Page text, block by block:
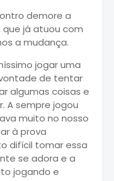
demore a
que já atuou com
a mudança.
jogar uma
de tentar
algumas coisas e
A sempre jogou
muito no nosso
à prova
difícil tomar essa
se adora e a
jogando e